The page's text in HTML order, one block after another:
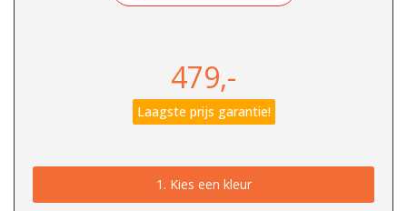
479,-
Laagste prijs garantie!
1. Kies een kleur